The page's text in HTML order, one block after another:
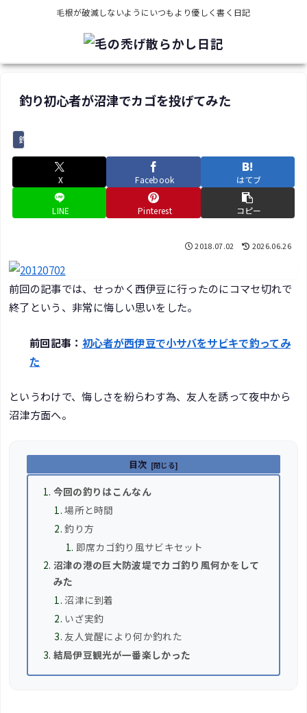
毛根が破滅しないようにいつもより優しく書く日記
釣り初心者が沼津でカゴを投げてみた
釣り
X Facebook はてブ
LINE Pinterest コピー
2018.07.02 2026.06.26
前回の記事では、せっかく西伊豆に行ったのにコマセ切れで
終了という、非常に悔しい思いをした。
前回記事： 初心者が西伊豆で小サバをサビキで釣ってみ
た
というわけで、悔しさを紛らわす為、友人を誘って夜中から
沼津方面へ。
目次
今回の釣りはこんなん
場所と時間
釣り方
即席カゴ釣り風サビキセット
沼津の港の巨大防波堤でカゴ釣り風何かをして
みた
沼津に到着
いざ実釣
友人覚醒により何か釣れた
結局伊豆観光が一番楽しかった